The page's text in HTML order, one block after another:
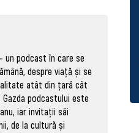
un podcast în care se
despre viață și se
atât din țară cât
podcastului este
iar invitații săi
de la cultură și